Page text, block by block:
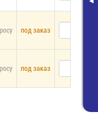
30,00 руб.
под заказ
под заказ